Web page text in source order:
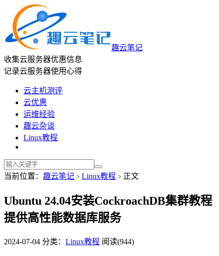
趣云笔记
收集云服务器优惠信息
记录云服务器使用心得
云主机测评
云优惠
运维经验
趣云杂谈
Linux教程
当前位置： 趣云笔记 > Linux教程 > 正文
Ubuntu 24.04安装CockroachDB集群教程
提供高性能数据库服务
2024-07-04 分类： Linux教程 阅读(944)